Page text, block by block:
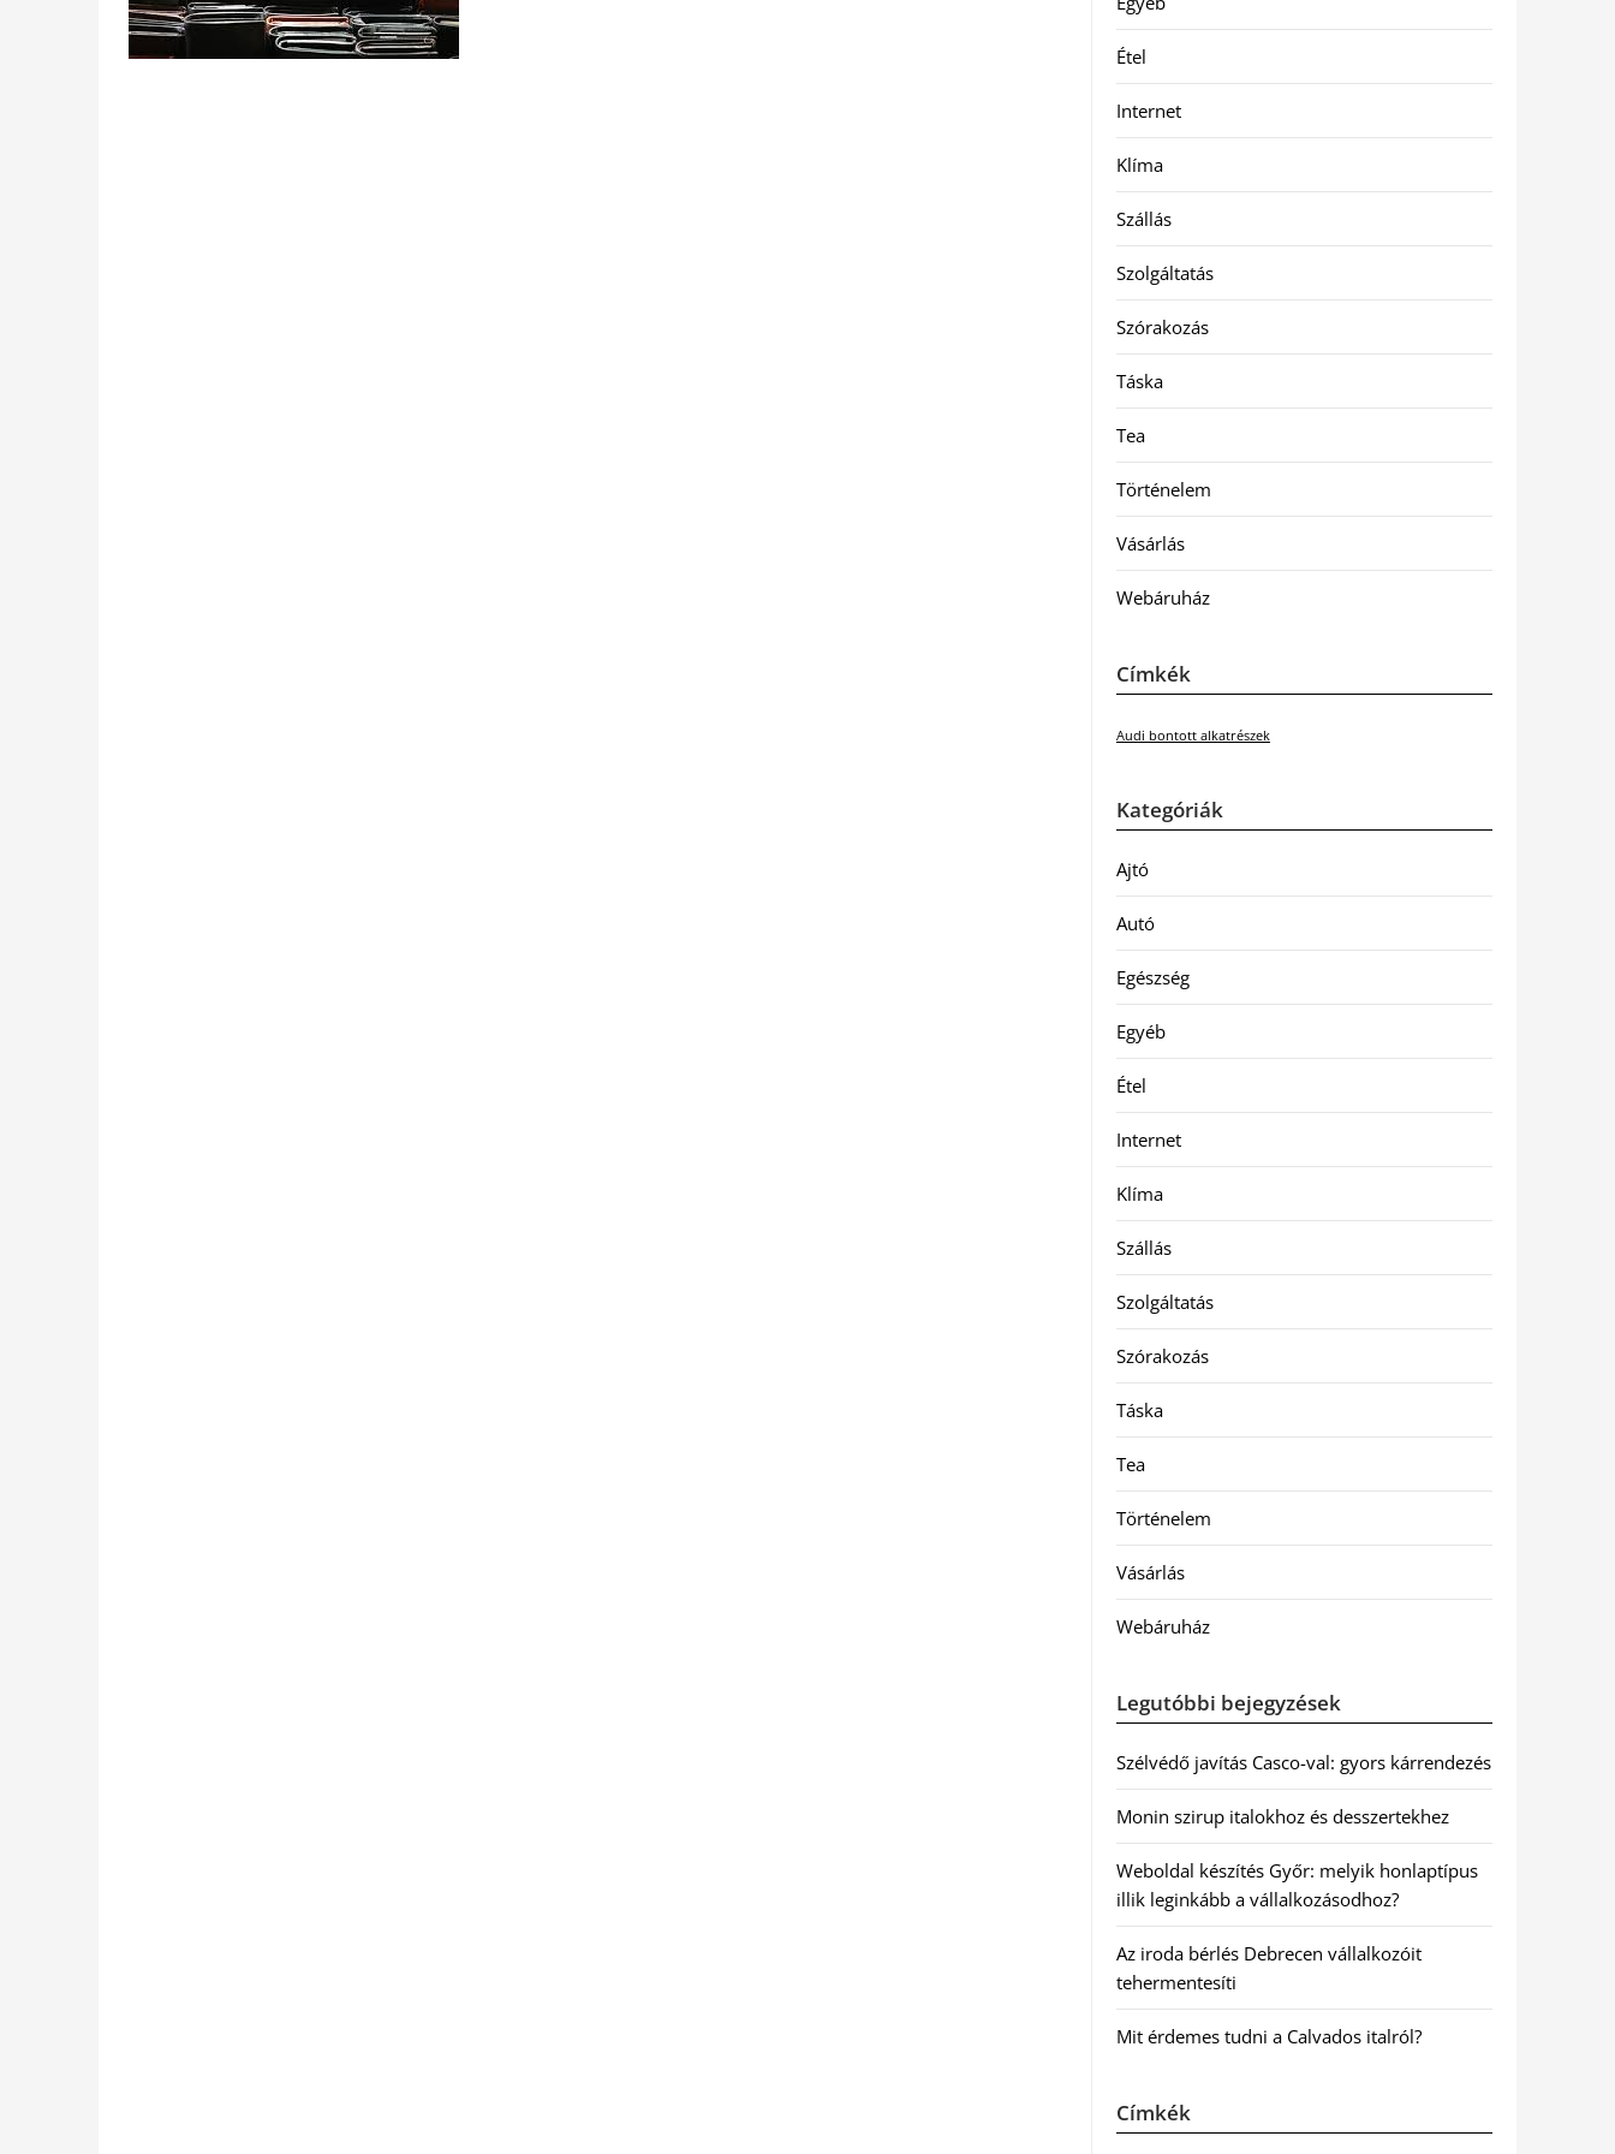
Étel
Internet
Klíma
Szállás
Szolgáltatás
Szórakozás
Táska
Tea
Történelem
Vásárlás
Webáruház
Címkék
Audi bontott alkatrészek
Kategóriák
Ajtó
Autó
Egészség
Egyéb
Étel
Internet
Klíma
Szállás
Szolgáltatás
Szórakozás
Táska
Tea
Történelem
Vásárlás
Webáruház
Legutóbbi bejegyzések
Szélvédő javítás Casco-val: gyors kárrendezés
Monin szirup italokhoz és desszertekhez
Weboldal készítés Győr: melyik honlaptípus
illik leginkább a vállalkozásodhoz?
Az iroda bérlés Debrecen vállalkozóit
tehermentesíti
Mit érdemes tudni a Calvados italról?
Címkék